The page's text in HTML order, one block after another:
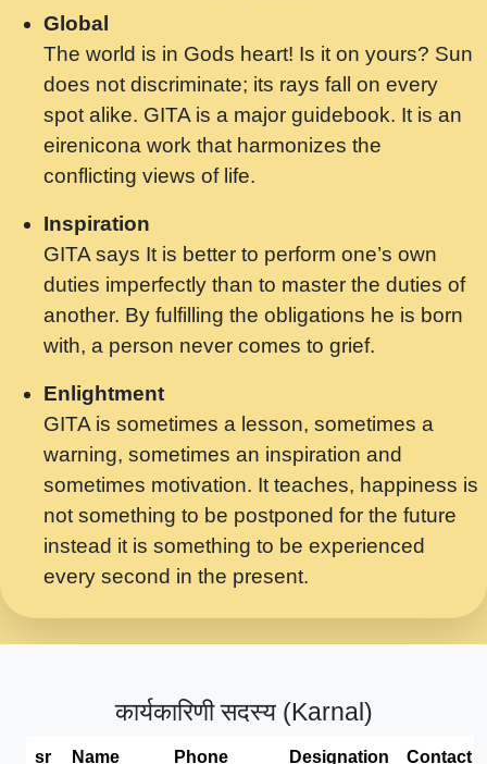
मझ अपन जवन बनन न आय, रठ हर क मनन न आय
Shri ravinandan shastri ji maharaj.mp3
मन अशांत मंत्र जाप - गीता प्रेरणा -Swami
Gyananand Ji Maharaj.mp3
मन बध लय परम वल कगन Special Shyam
Saawariya.mp3
मर गनय न अपरध लडडल शर रध.... Shri
ravinandan shastri ji maharaj.mp3
मेरे मन हरी का ध्यान लगा - भजन भाव - 2018 -
Rishikesh - Swami Gyananand Ji
Maharaj.mp3
यह हसरत तलब ह नकज कमर Yahi Hasraten
Talab Hai Bhav Pravah #bhajan.mp3
लडल ज बल ल क ज न लग Sadhvi Purnima Ji
7.9.2021 जवल नगर दलल #बसर.mp3
सख भ मझ पयर ह दख भ मझ पयर ह!छड म कस दत
सपरहट भजन 2021 - तर अखय ह जद भर बहर ज म
सपरहट शयम भजन - जय जय शयम जय जय शयम
Global
The world is in Gods heart! Is it on yours? Sun
does not discriminate; its rays fall on every
spot alike. GITA is a major guidebook. It is an
eirenicona work that harmonizes the
conflicting views of life.
Inspiration
GITA says It is better to perform one’s own
duties imperfectly than to master the duties of
another. By fulfilling the obligations he is born
with, a person never comes to grief.
Enlightment
GITA is sometimes a lesson, sometimes a
warning, sometimes an inspiration and
sometimes motivation. It teaches, happiness is
not something to be postponed for the future
instead it is something to be experienced
every second in the present.
कार्यकारिणी सदस्य (Karnal)
sr Name Phone Designation Contact